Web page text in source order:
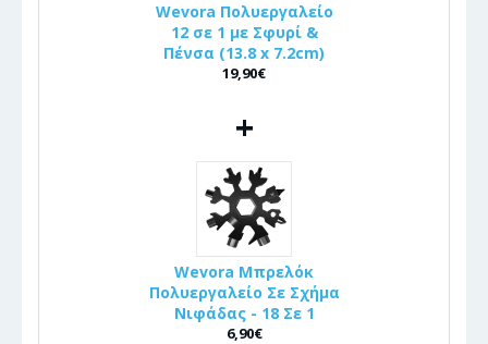
Wevora Πολυεργαλείο
12 σε 1 με Σφυρί &
Πένσα (13.8 x 7.2cm)
19,90€
+
Wevora Μπρελόκ
Πολυεργαλείο Σε Σχήμα
Νιφάδας - 18 Σε 1
6,90€